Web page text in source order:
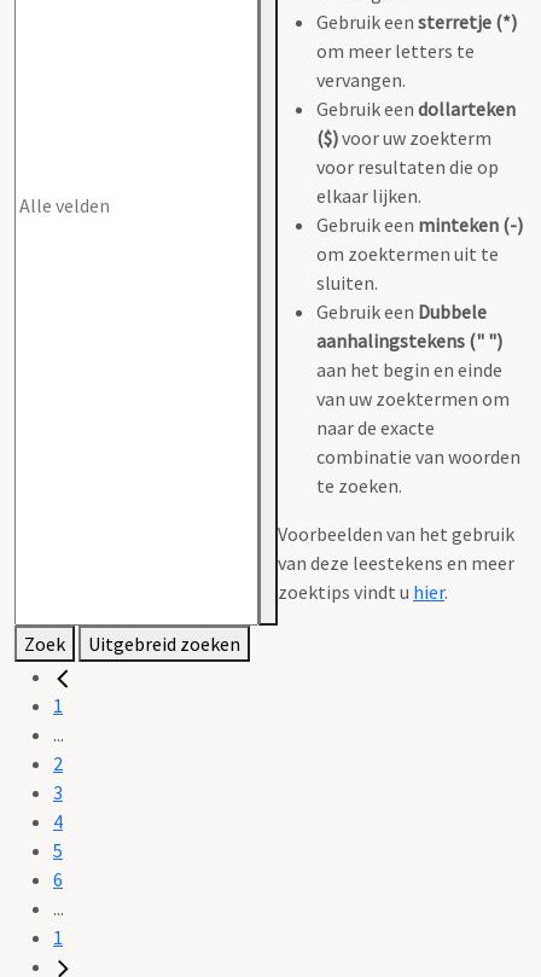
Gebruik een sterretje (*)
om meer letters te
vervangen.
Gebruik een dollarteken
($)voor uw zoekterm
voor resultaten die op
elkaar lijken.
Gebruik een minteken (-)
om zoektermen uit te
sluiten.
Gebruik een Dubbele
aanhalingstekens (" ")
aan het begin en einde
van uw zoektermen om
naar de exacte
combinatie van woorden
te zoeken.
Voorbeelden van het gebruik
van deze leestekens en meer
zoektips vindt u hier.
Zoek Uitgebreid zoeken
1
...
2
3
4
5
6
...
1